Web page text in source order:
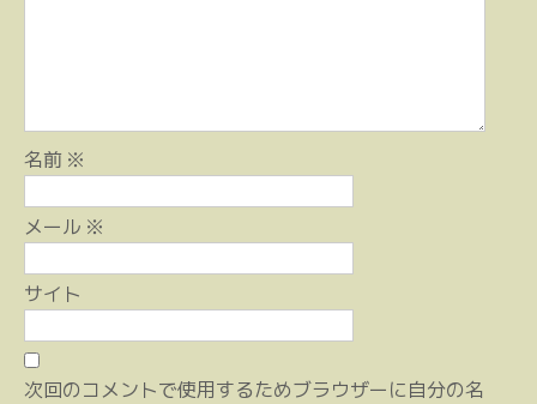
名前 ※
メール ※
サイト
次回のコメントで使用するためブラウザーに自分の名